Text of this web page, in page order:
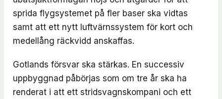
sprida flygsystemet på fler baser ska vidtas
samt att ett nytt luftvärnssystem för kort och
medellång räckvidd anskaffas.
Gotlands försvar ska stärkas. En successiv
uppbyggnad påbörjas som om tre år ska ha
renderat i att ett stridsvagnskompani och ett